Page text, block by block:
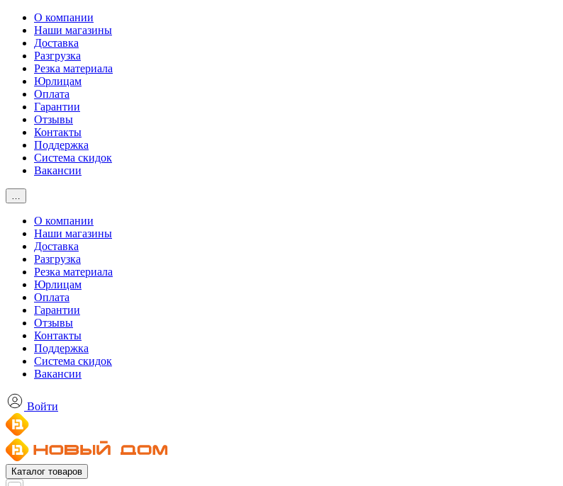
О компании
Наши магазины
Доставка
Разгрузка
Резка материала
Юрлицам
Оплата
Гарантии
Отзывы
Контакты
Поддержка
Система скидок
Вакансии
…
О компании
Наши магазины
Доставка
Разгрузка
Резка материала
Юрлицам
Оплата
Гарантии
Отзывы
Контакты
Поддержка
Система скидок
Вакансии
Войти
Каталог товаров